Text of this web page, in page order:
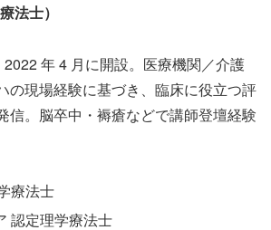
法士）
年 4 月に開設。医療機関／介護
の現場経験に基づき、臨床に役立つ評
信。脳卒中・褥瘡などで講師登壇経験
療法士
認定理学療法士